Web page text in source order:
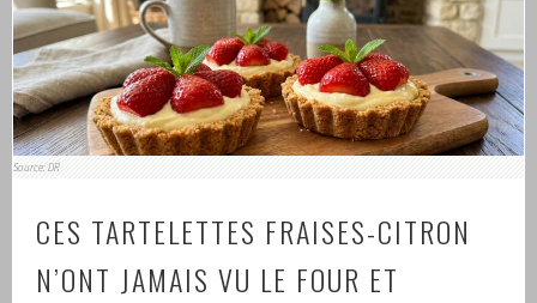
Source: DR
CES TARTELETTES FRAISES-CITRON
N’ONT JAMAIS VU LE FOUR ET